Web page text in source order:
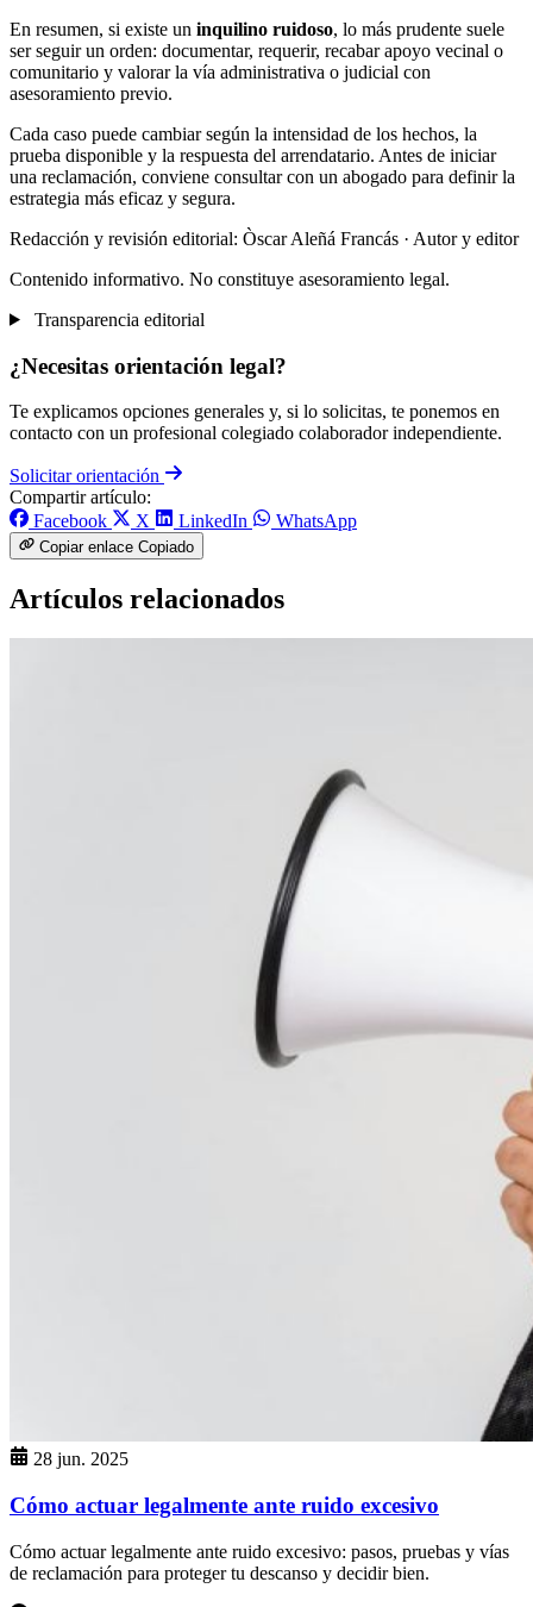
En resumen, si existe un inquilino ruidoso, lo más prudente suele
ser seguir un orden: documentar, requerir, recabar apoyo vecinal o
comunitario y valorar la vía administrativa o judicial con
asesoramiento previo.
Cada caso puede cambiar según la intensidad de los hechos, la
prueba disponible y la respuesta del arrendatario. Antes de iniciar
una reclamación, conviene consultar con un abogado para definir la
estrategia más eficaz y segura.
Redacción y revisión editorial: Òscar Aleñá Francás · Autor y editor
Contenido informativo. No constituye asesoramiento legal.
Transparencia editorial
¿Necesitas orientación legal?
Te explicamos opciones generales y, si lo solicitas, te ponemos en
contacto con un profesional colegiado colaborador independiente.
Solicitar orientación
Compartir artículo:
Facebook
X LinkedIn WhatsApp
Copiar enlace Copiado
Artículos relacionados
28 jun. 2025
Cómo actuar legalmente ante ruido excesivo
Cómo actuar legalmente ante ruido excesivo: pasos, pruebas y vías
de reclamación para proteger tu descanso y decidir bien.